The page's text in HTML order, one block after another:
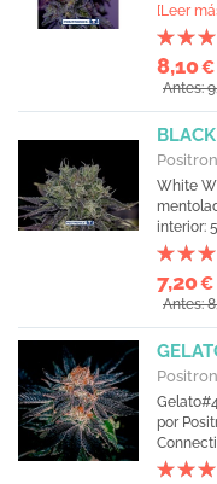
[Leer
8,10€
Antes:
White
interior:
7,20€
Antes:
por